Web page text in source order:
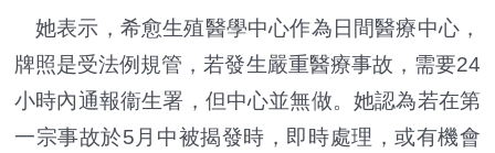
她表示，希愈生殖醫學中心作為日間醫療中心，
牌照是受法例規管，若發生嚴重醫療事故，需要24
小時內通報衞生署，但中心並無做。她認為若在第
一宗事故於5月中被揭發時，即時處理，或有機會